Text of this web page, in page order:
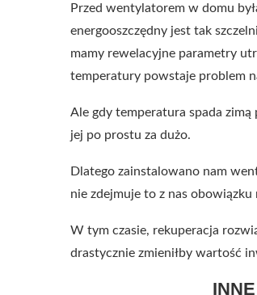
Przed wentylatorem w domu
energooszczędny jest tak
mamy rewelacyjne parametry
temperatury powstaje problem
Ale gdy temperatura spada zimą
jej po prostu za dużo.
Dlatego zainstalowano nam
nie zdejmuje to z nas
W tym czasie, rekuperacja
drastycznie zmieniłby wartość